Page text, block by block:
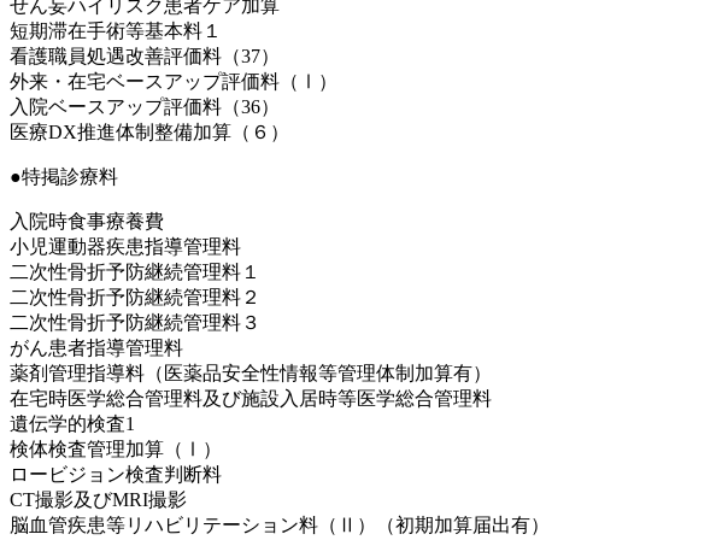
せん妄ハイリスク患者ケア加算
短期滞在手術等基本料１
看護職員処遇改善評価料（37）
外来・在宅ベースアップ評価料（Ⅰ）
入院ベースアップ評価料（36）
医療DX推進体制整備加算（６）
●特掲診療料
入院時食事療養費
小児運動器疾患指導管理料
二次性骨折予防継続管理料１
二次性骨折予防継続管理料２
二次性骨折予防継続管理料３
がん患者指導管理料
薬剤管理指導料（医薬品安全性情報等管理体制加算有）
在宅時医学総合管理料及び施設入居時等医学総合管理料
遺伝学的検査1
検体検査管理加算（Ⅰ）
ロービジョン検査判断料
CT撮影及びMRI撮影
脳血管疾患等リハビリテーション料（Ⅱ）（初期加算届出有）